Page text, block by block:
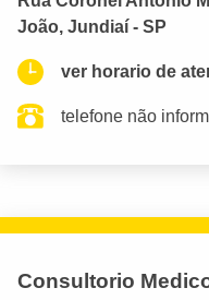
João, Jundiaí - SP
ver horario de
telefone não
Consultorio